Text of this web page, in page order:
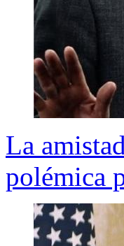
La
polémica